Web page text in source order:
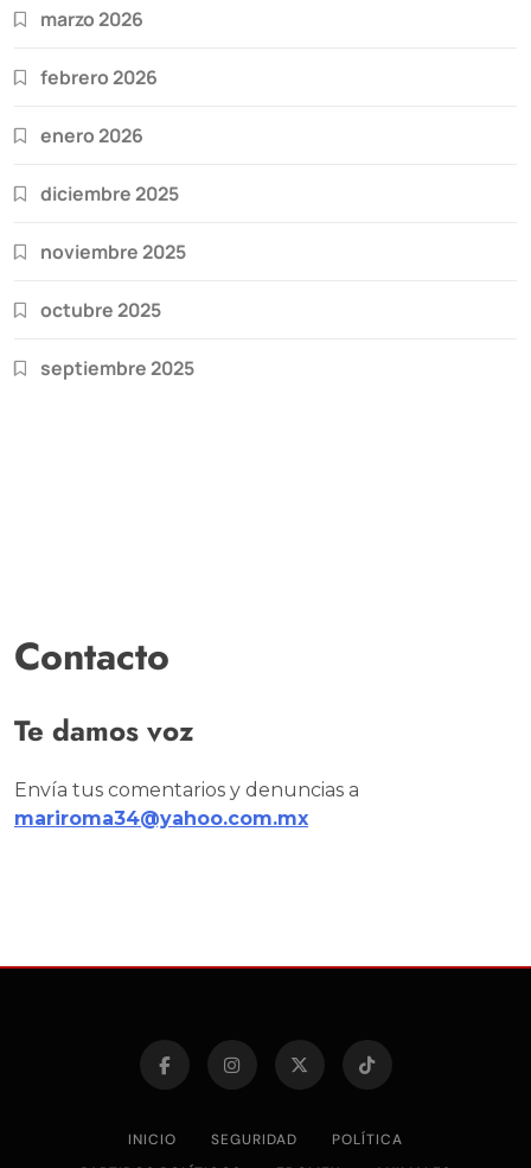
marzo 2026
febrero 2026
enero 2026
diciembre 2025
noviembre 2025
octubre 2025
septiembre 2025
Contacto
Te damos voz
Envía tus comentarios y denuncias a
mariroma34@yahoo.com.mx
INICIO SEGURIDAD
POLÍTICA